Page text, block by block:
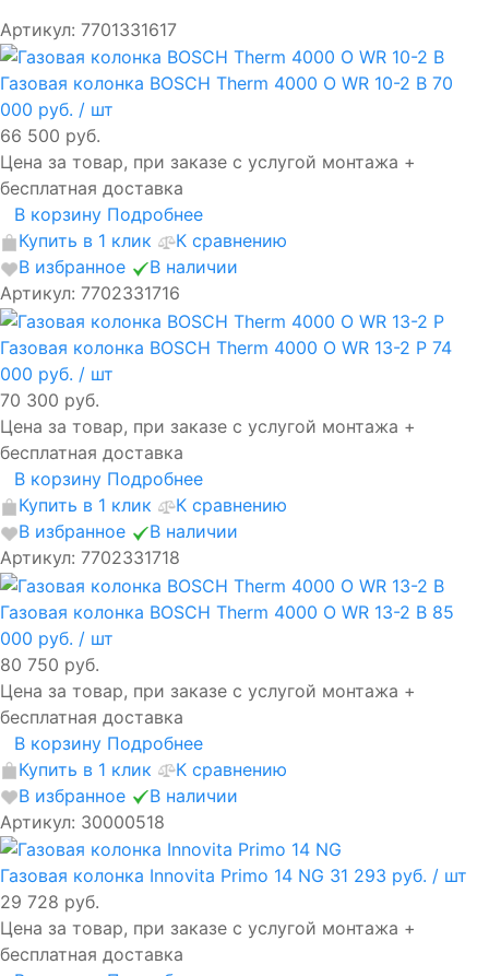
Артикул: 7701331617
Газовая колонка BOSCH Therm 4000 O WR 10-2 В 70
000 руб. / шт
66 500 руб.
Цена за товар, при заказе с услугой монтажа +
бесплатная доставка
В корзину Подробнее
Купить в 1 клик
К сравнению
В избранное
В наличии
Артикул: 7702331716
Газовая колонка BOSCH Therm 4000 O WR 13-2 P 74
000 руб. / шт
70 300 руб.
Цена за товар, при заказе с услугой монтажа +
бесплатная доставка
В корзину Подробнее
Купить в 1 клик
К сравнению
В избранное
В наличии
Артикул: 7702331718
Газовая колонка BOSCH Therm 4000 O WR 13-2 В 85
000 руб. / шт
80 750 руб.
Цена за товар, при заказе с услугой монтажа +
бесплатная доставка
В корзину Подробнее
Купить в 1 клик
К сравнению
В избранное
В наличии
Артикул: 30000518
Газовая колонка Innovita Primo 14 NG 31 293 руб. / шт
29 728 руб.
Цена за товар, при заказе с услугой монтажа +
бесплатная доставка